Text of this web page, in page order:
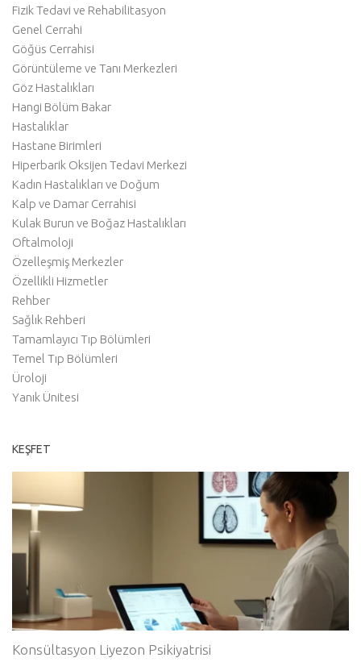
Fizik Tedavi ve Rehabilitasyon
Genel Cerrahi
Göğüs Cerrahisi
Görüntüleme ve Tanı Merkezleri
Göz Hastalıkları
Hangi Bölüm Bakar
Hastalıklar
Hastane Birimleri
Hiperbarik Oksijen Tedavi Merkezi
Kadın Hastalıkları ve Doğum
Kalp ve Damar Cerrahisi
Kulak Burun ve Boğaz Hastalıkları
Oftalmoloji
Özelleşmiş Merkezler
Özellikli Hizmetler
Rehber
Sağlık Rehberi
Tamamlayıcı Tıp Bölümleri
Temel Tıp Bölümleri
Üroloji
Yanık Ünitesi
KEŞFET
Konsültasyon Liyezon Psikiyatrisi